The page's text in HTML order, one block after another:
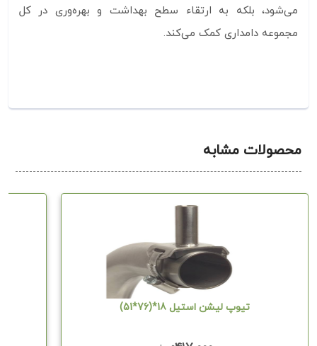
می‌شود، بلکه به ارتقاء سطح بهداشت و بهره‌وری در کل
مجموعه دامداری کمک می‌کند.
محصولات مشابه
تیوپ لیشن استیل 18*(76*51)